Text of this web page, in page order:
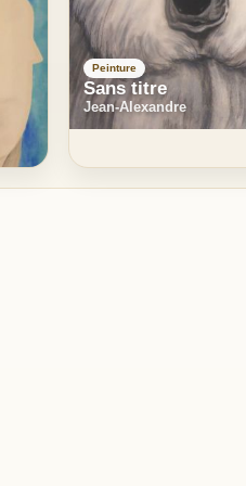
Peinture
Sans titre
Jean-Alexandre